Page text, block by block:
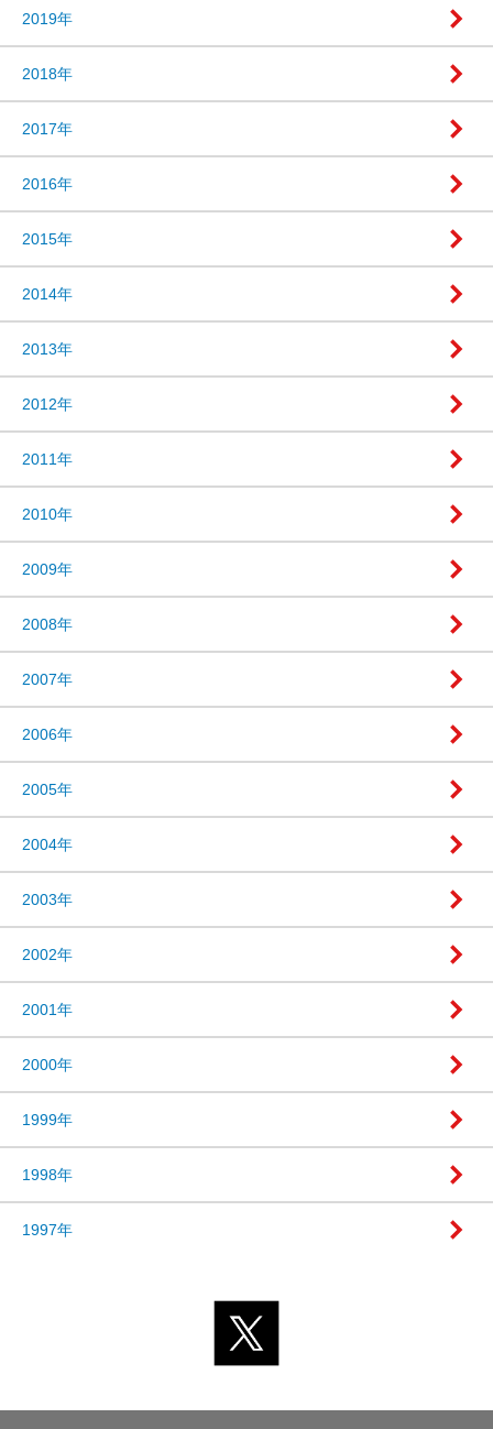
2019年
2018年
2017年
2016年
2015年
2014年
2013年
2012年
2011年
2010年
2009年
2008年
2007年
2006年
2005年
2004年
2003年
2002年
2001年
2000年
1999年
1998年
1997年